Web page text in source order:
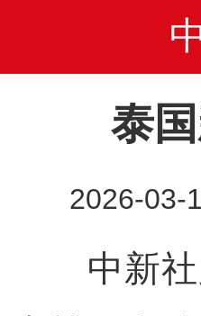
泰
2026-
中新社